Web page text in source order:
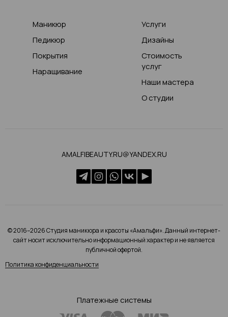
Маникюр
Педикюр
Покрытия
Наращивание
Услуги
Дизайны
Стоимость
услуг
Наши мастера
О студии
AMALFIBEAUTY.RU@YANDEX.RU
© 2016–2026 Студия маникюра и красоты «Амальфи». Данный интернет-
сайт носит исключительно информационный характер и не является
публичной офертой.
Политика конфиденциальности
Платежные системы